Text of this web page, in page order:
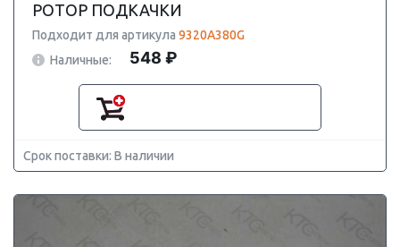
РОТОР ПОДКАЧКИ
Подходит для артикула 9320A380G
Наличные:
548 ₽
Срок поставки: В наличии